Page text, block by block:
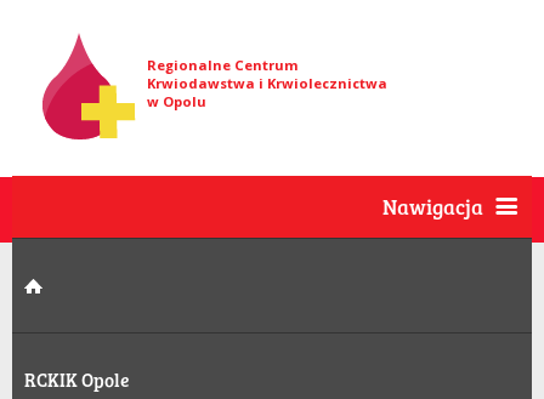
Regionalne Centrum
Krwiodawstwa i Krwiolecznictwa
w Opolu
Nawigacja
RCKIK Opole